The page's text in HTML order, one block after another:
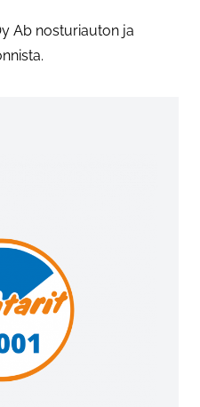
Ab nosturiauton ja